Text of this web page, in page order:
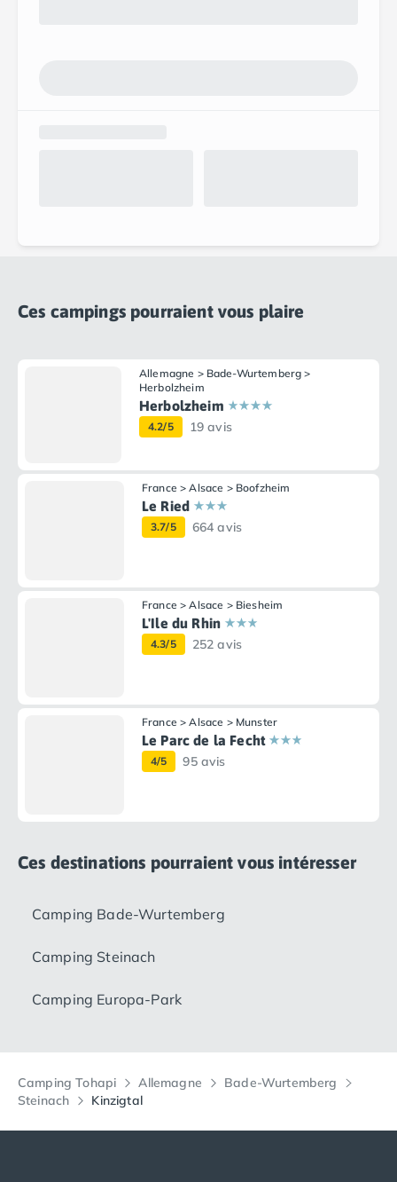
Ces campings pourraient vous plaire
Allemagne > Bade-Wurtemberg >
Herbolzheim
Herbolzheim
4.2/5 19 avis
France > Alsace > Boofzheim
Le Ried
3.7/5 664 avis
France > Alsace > Biesheim
L'Ile du Rhin
4.3/5 252 avis
France > Alsace > Munster
Le Parc de la Fecht
4/5 95 avis
Ces destinations pourraient vous intéresser
Camping Bade-Wurtemberg
Camping Steinach
Camping Europa-Park
Camping Tohapi Allemagne
Bade-Wurtemberg
Steinach
Kinzigtal